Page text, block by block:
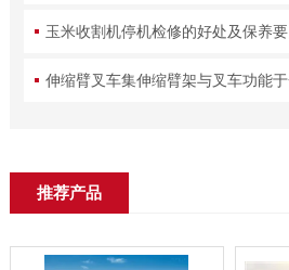
玉米收割机停机检修的好处及保养
伸缩臂叉车集伸缩臂架与叉车功能
推荐产品